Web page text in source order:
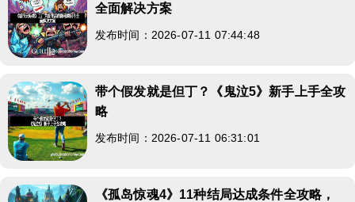
全面解决方案
发布时间：2026-07-11 07:44:48
带个假发就是但丁？《鬼泣5》新手上手全攻
略
发布时间：2026-07-11 06:31:01
《孤岛惊魂4》11种结局达成条件全攻略，